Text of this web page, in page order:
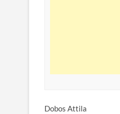
Dobos Attila